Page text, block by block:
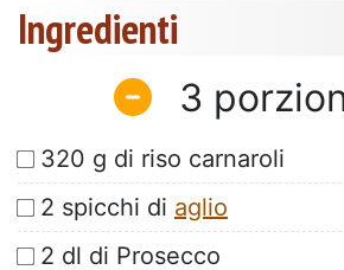
Ingredienti
3
320 g di riso carnaroli
2 spicchi di aglio
2 dl di Prosecco